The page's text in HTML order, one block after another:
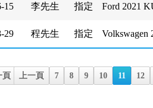
15 李先生 指定 Ford 2021
29 程先生 指定 Volkswagen
頁 上一頁 7 8 9 10 11 12